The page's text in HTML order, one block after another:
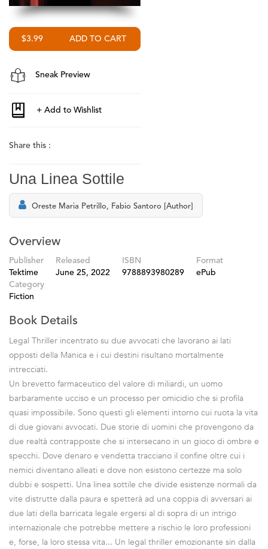
$3.99
Sneak Preview
Share this :
Una Linea Sottile
Oreste Maria Petrillo, Fabio Santoro [Author]
Overview
Publisher
Tektime
Released
June 25, 2022
ISBN
9788893980289
Format
ePub
Category
Fiction
Book Details
Legal Thriller incentrato su due avvocati che lavorano ai lati
opposti della Manica e i cui destini risultano mortalmente
intrecciati.
Un brevetto farmaceutico del valore di miliardi, un uomo
barbaramente ucciso e un processo per omicidio che si profila
quasi impossibile. Sono questi gli elementi intorno cui ruota la vita
di due giovani avvocati. Due storie di uomini che provengono da
due realtà contrapposte che si intersecano in un gioco di ombre e
specchi. Dove denaro e vendetta tracciano il confine oltre cui i
nemici diventano alleati e dove non esistono certezze ma solo
dubbi e sospetti. Una linea sottile che divide esistenze normali da
vite distrutte dalla paura e spetterà ad una coppia di avversari ai
due lati della barricata legale ergersi al di sopra di un intrigo
internazionale che potrebbe mettere a rischio le loro professioni
e, forse, la loro stessa vita... Un legal thriller emozionante sin dalla